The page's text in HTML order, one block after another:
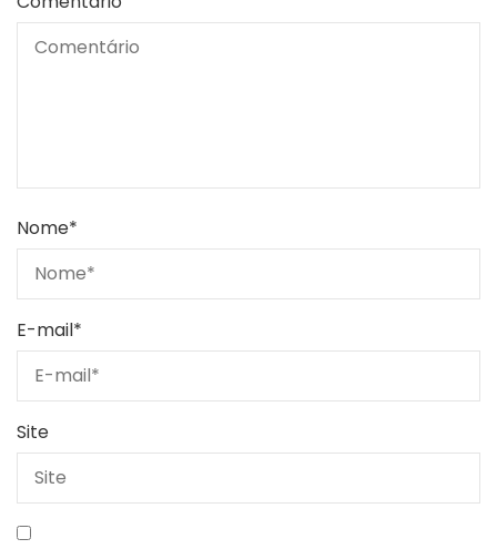
Nome*
E-mail*
Site